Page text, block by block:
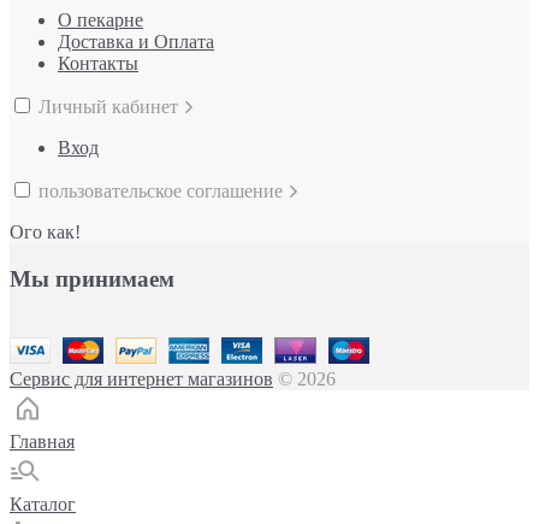
О пекарне
Доставка и Оплата
Контакты
Личный кабинет
Вход
пользовательское соглашение
Ого как!
Мы принимаем
Сервис для интернет магазинов © 2026
Главная
Каталог